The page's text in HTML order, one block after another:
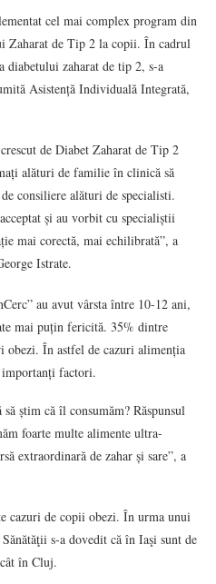
cel mai complex program din
Zaharat de Tip 2 la copii. În cadrul
diabetului zaharat de tip 2, s-a
Asistență Individuală Integrată,
de Diabet Zaharat de Tip 2
alături de familie în clinică să
consiliere alături de specialisti.
și au vorbit cu specialiștii
mai corectă, mai echilibrată”, a
Istrate.
au avut vârsta între 10-12 ani,
mai puțin fericită. 35% dintre
obezi. În astfel de cazuri alimenția
importanți factori.
știm că îl consumăm? Răspunsul
foarte multe alimente ultra-
extraordinară de zahar și sare”, a
cazuri de copii obezi. În urma unui
s-a dovedit că în Iaşi sunt de
în Cluj.